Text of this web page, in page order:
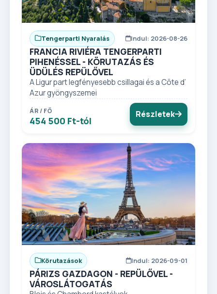
Tengerparti Nyaralás Indul: 2026-08-26
FRANCIA RIVIÉRA TENGERPARTI
PIHENÉSSEL - KÖRUTAZÁS ÉS
ÜDÜLÉS REPÜLŐVEL
A Ligur part legfényesebb csillagai és a Côte d’
Azur gyöngyszemei
ÁR / FŐ
454 500 Ft-tól
Részletek
Körutazások Indul: 2026-09-01
PÁRIZS GAZDAGON - REPÜLŐVEL -
VÁROSLÁTOGATÁS